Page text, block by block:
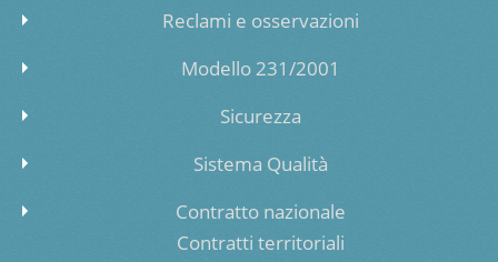
Reclami e osservazioni
Modello 231/2001
Sicurezza
Sistema Qualità
Contratto nazionale
Contratti territoriali